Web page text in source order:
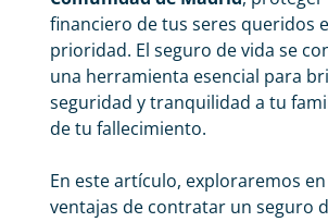
financiero de tus seres queridos
prioridad. El seguro de vida se
una herramienta esencial para
seguridad y tranquilidad a tu
de tu fallecimiento.
En este artículo, exploraremos
ventajas de contratar un seguro